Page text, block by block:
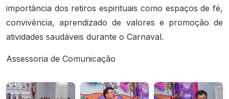
importância dos retiros espirituais como espaços de fé,
convivência, aprendizado de valores e promoção de
atividades saudáveis durante o Carnaval.
Assessoria de Comunicação